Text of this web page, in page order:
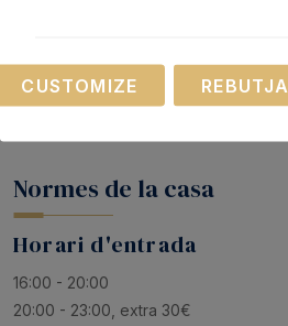
Normes de la casa
Horari d'entrada
16:00 - 20:00
20:00 - 23:00, extra 30€
Necessary
These cookies are
CUSTOMIZE